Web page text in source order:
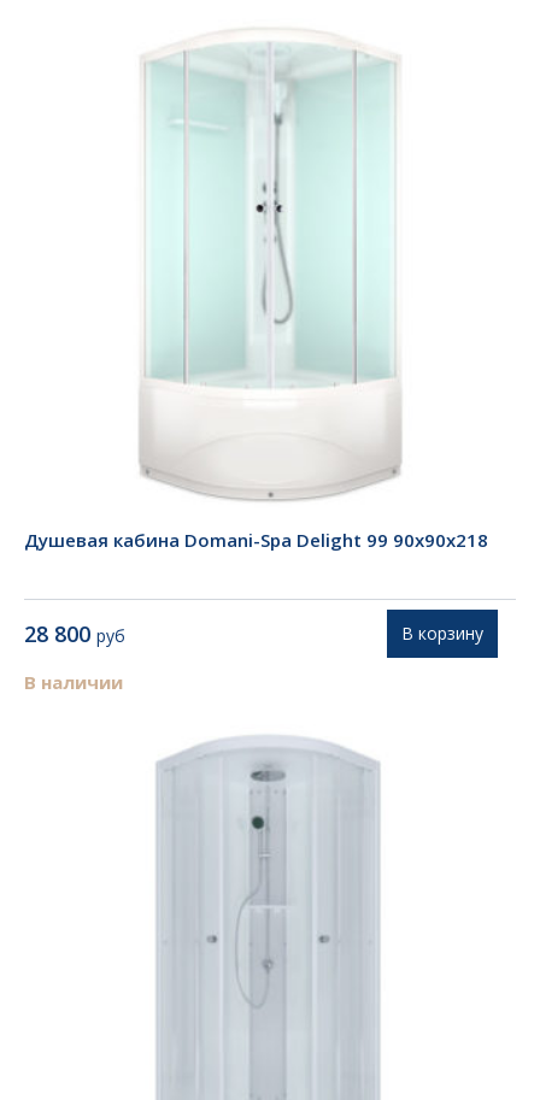
Душевая кабина Domani-Spa Delight 99 90х90х218
28 800 руб
В наличии
В корзину